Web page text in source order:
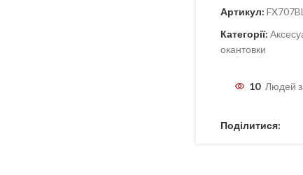
Артикул:
Категорії:
окантовки
10 Людей
Поділитися: